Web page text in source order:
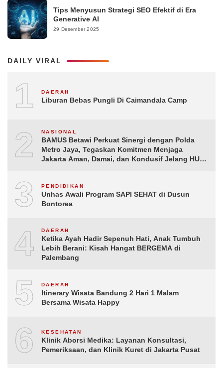
Tips Menyusun Strategi SEO Efektif di Era
Generative AI
29 Desember 2025
DAILY VIRAL
1 DAERAH
Liburan Bebas Pungli Di Caimandala Camp
2 NASIONAL
BAMUS Betawi Perkuat Sinergi dengan Polda
Metro Jaya, Tegaskan Komitmen Menjaga
Jakarta Aman, Damai, dan Kondusif Jelang HUT
3 PENDIDIKAN
Unhas Awali Program SAPI SEHAT di Dusun
Bontorea
4 DAERAH
Ketika Ayah Hadir Sepenuh Hati, Anak Tumbuh
Lebih Berani: Kisah Hangat BERGEMA di
Palembang
5 DAERAH
Itinerary Wisata Bandung 2 Hari 1 Malam
Bersama Wisata Happy
6 KESEHATAN
Klinik Aborsi Medika: Layanan Konsultasi,
Pemeriksaan, dan Klinik Kuret di Jakarta Pusat